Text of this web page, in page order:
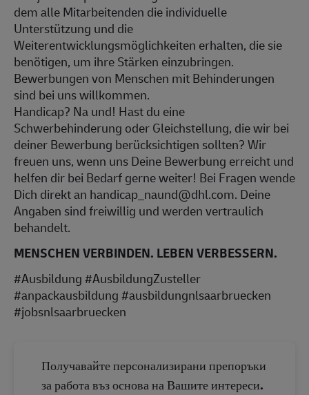
dem alle Mitarbeitenden die individuelle
Unterstützung und die
Weiterentwicklungsmöglichkeiten erhalten, die sie
benötigen, um ihre Stärken einzubringen.
Bewerbungen von Menschen mit Behinderungen
sind bei uns willkommen.
Handicap? Na und! Hast du eine
Schwerbehinderung oder Gleichstellung, die wir bei
deiner Bewerbung berücksichtigen sollten? Wir
freuen uns, wenn uns Deine Bewerbung erreicht und
helfen dir bei Bedarf gerne weiter! Bei Fragen wende
Dich direkt an handicap_naund@dhl.com. Deine
Angaben sind freiwillig und werden vertraulich
behandelt.
MENSCHEN VERBINDEN. LEBEN VERBESSERN.
#Ausbildung #AusbildungZusteller
#anpackausbildung #ausbildungnlsaarbruecken
#jobsnlsaarbruecken
Получавайте персонализирани препоръки
за работа въз основа на Вашите интереси.